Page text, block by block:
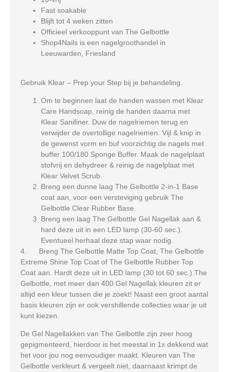
Fast soakable
Blijft tot 4 weken zitten
Officieel verkooppunt van The Gelbottle
Shop4Nails is een nagelgroothandel in
Leeuwarden, Friesland
Gebruik Klear – Prep your Step bij je behandeling.
Om te beginnen laat de handen wassen met Klear
Care Handsoap, reinig de handen daarna met
Klear Sanifiner. Duw de nagelriemen terug en
verwijder de overtollige nagelriemen. Vijl & knip in
de gewenst vorm en buf voorzichtig de nagels met
buffer 100/180 Sponge Buffer. Maak de nagelplaat
stofvrij en dehydreer & reinig de nagelplaat met
Klear Velvet Scrub.
Breng een dunne laag The Gelbottle 2-in-1 Base
coat aan, voor een versteviging gebruik The
Gelbottle Clear Rubber Base.
Breng een laag The Gelbottle Gel Nagellak aan &
hard deze uit in een LED lamp (30-60 sec.).
Eventueel herhaal deze stap waar nodig.
4. Breng The Gelbottle Matte Top Coat, The Gelbottle
Extreme Shine Top Coat of The Gelbottle Rubber Top
Coat aan. Hardt deze uit in LED lamp (30 tot 60 sec.).The
Gelbottle, met meer dan 400 Gel Nagellak kleuren zit er
altijd een kleur tussen die je zoekt! Naast een groot aantal
basis kleuren zijn er ook vershillende collecties waar je uit
kunt kiezen.
De Gel Nagellakken van The Gelbottle zijn zeer hoog
gepigmenteerd, hierdoor is het meestal in 1x dekkend wat
het voor jou nog eenvoudiger maakt. Kleuren van The
Gelbottle verkleurt & vergeelt niet, daarnaast krimpt de